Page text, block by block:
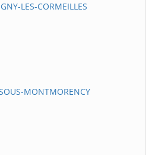
LES-CORMEILLES
MONTMORENCY